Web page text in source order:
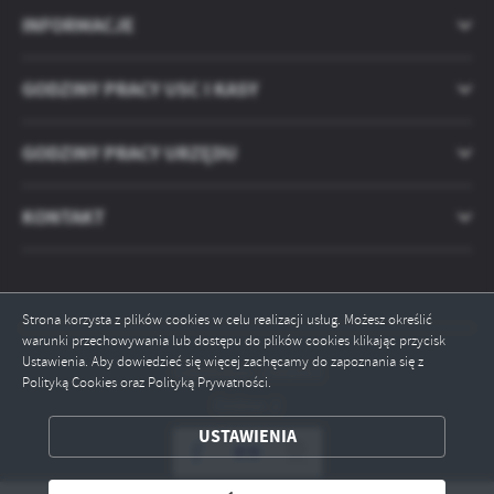
Strona korzysta z plików cookies w celu realizacji usług. Możesz określić
warunki przechowywania lub dostępu do plików cookies klikając przycisk
Ustawienia. Aby dowiedzieć się więcej zachęcamy do zapoznania się z
Polityką Cookies oraz Polityką Prywatności.
USTAWIENIA
społecznościowych.
ZAPISZ WYBRANE
INFORMACJE
GODZINY PRACY USC I KASY
GODZINY PRACY URZĘDU
KONTAKT
Odwiedzin: 2568063